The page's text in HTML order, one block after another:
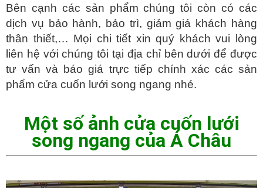
Bên cạnh các sản phẩm chúng tôi còn có các
dịch vụ bảo hành, bảo trì, giảm giá khách hàng
thân thiết,… Mọi chi tiết xin quý khách vui lòng
liên hệ với chúng tôi tại địa chỉ bên dưới để được
tư vấn và báo giá trực tiếp chính xác các sản
phẩm cửa cuốn lưới song ngang nhé.
Một số ảnh cửa cuốn lưới
song ngang của Á Châu